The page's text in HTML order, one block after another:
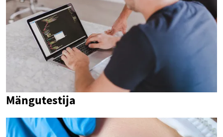
Mängutestija